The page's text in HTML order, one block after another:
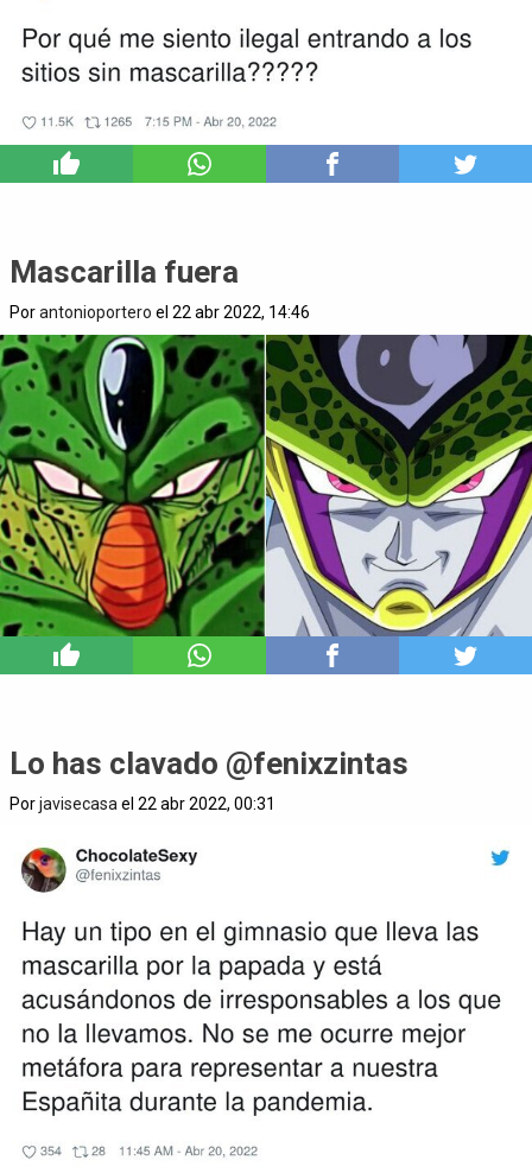
Mascarilla fuera
Porantonioportero el 22 abr 2022, 14:46
Lo has clavado @fenixzintas
Porjavisecasa el 22 abr 2022, 00:31